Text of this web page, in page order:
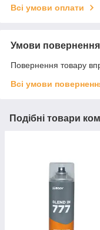
Всі умови оплати
Умови повернення
Повернення товару
Всі умови
Подібні товари